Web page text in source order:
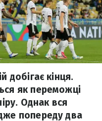
добігає кінця.
як переможці
Однак вся
попереду два